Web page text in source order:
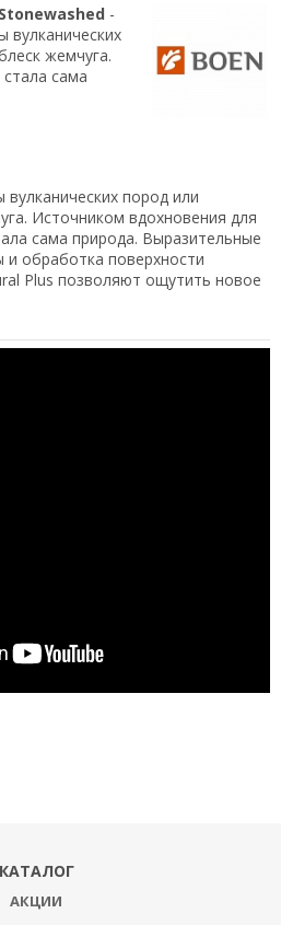
-
вулканических
жемчуга.
сама
пород или
Источником вдохновения для
сама природа. Выразительные
обработка поверхности
Plus позволяют ощутить новое
КАТАЛОГ
АКЦИИ